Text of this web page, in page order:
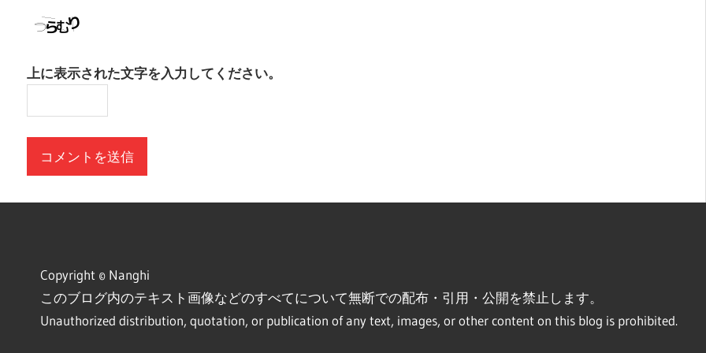
上に表示された文字を入力してください。
Copyright © Nanghi
このブログ内のテキスト画像などのすべてについて無断での配布・引用・公開を禁止します。
Unauthorized distribution, quotation, or publication of any text, images, or other content on this blog is prohibited.